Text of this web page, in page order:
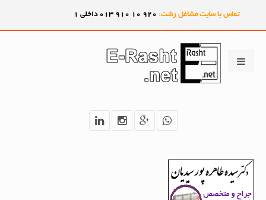
تماس با سایت مشاغل رشت: 920
10
910 013 داخلی 1